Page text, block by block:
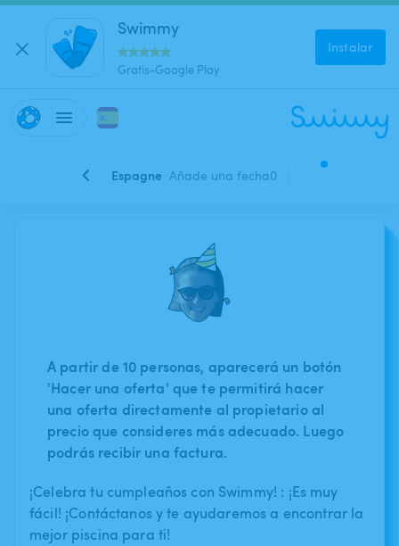
Swimmy
Gratis-Google Play
Instalar
Espagne Añade una fecha0
A partir de 10 personas, aparecerá un botón
'Hacer una oferta' que te permitirá hacer
una oferta directamente al propietario al
precio que consideres más adecuado. Luego
podrás recibir una factura.
¡Celebra tu cumpleaños con Swimmy! : ¡Es muy
fácil! ¡Contáctanos y te ayudaremos a encontrar la
mejor piscina para ti!